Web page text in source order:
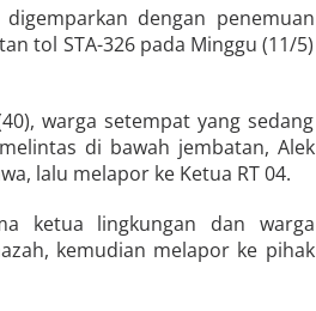
dengan penemuan
tol STA-326 pada Minggu (11/5)
warga setempat yang sedang
di bawah jembatan, Alek
lalu melapor ke Ketua RT 04.
ketua lingkungan dan warga
kemudian melapor ke pihak